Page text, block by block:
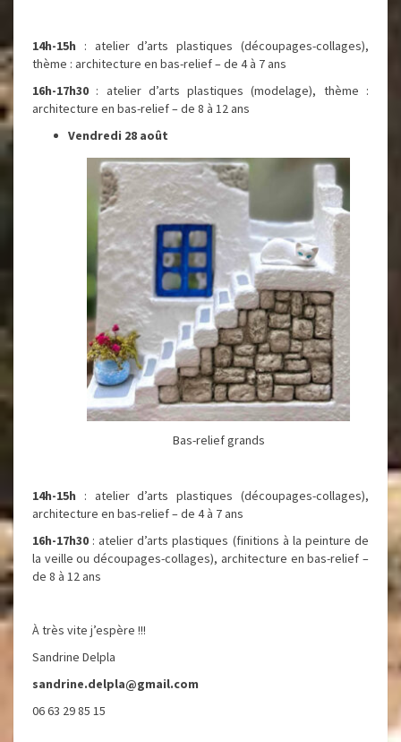
14h-15h : atelier d’arts plastiques (découpages-collages),
thème : architecture en bas-relief – de 4 à 7 ans
16h-17h30 : atelier d’arts plastiques (modelage), thème :
architecture en bas-relief – de 8 à 12 ans
Vendredi 28 août
Bas-relief grands
14h-15h : atelier d’arts plastiques (découpages-collages),
architecture en bas-relief – de 4 à 7 ans
16h-17h30 : atelier d’arts plastiques (finitions à la peinture de
la veille ou découpages-collages), architecture en bas-relief –
de 8 à 12 ans
À très vite j’espère !!!
Sandrine Delpla
sandrine.delpla@gmail.com
06 63 29 85 15